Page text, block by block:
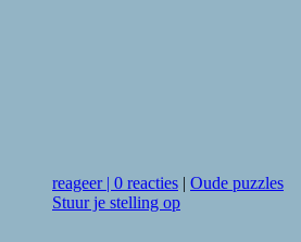
reageer| 0 reacties | Oude puzzles
Stuur je stelling op